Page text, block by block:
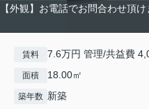
【外観】お電話でお問合わせ頂
賃料 7.6万円 管理/共益費
面積 18.00㎡
築年数 新築